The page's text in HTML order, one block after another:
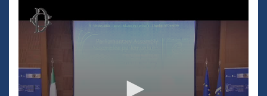
Cerca
Circuito chiuso digitale